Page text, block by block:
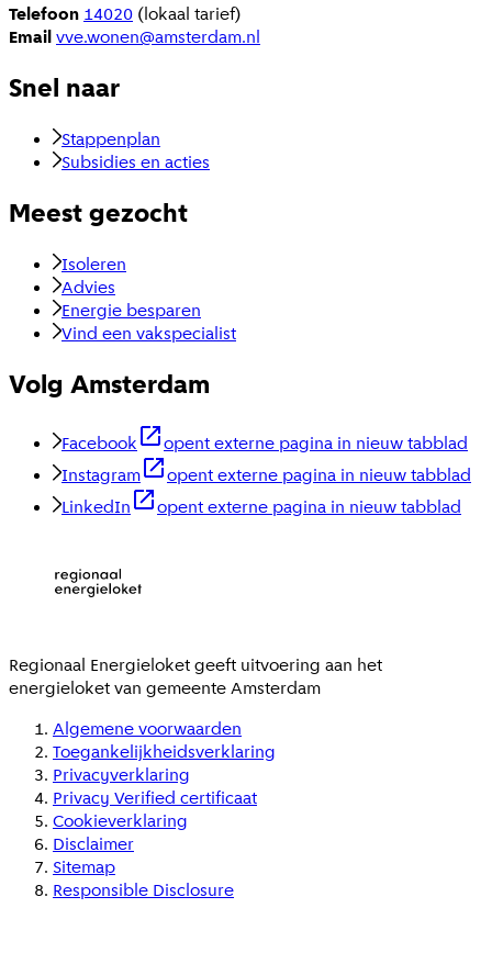
Telefoon 14020 (lokaal tarief)
Emailvve.wonen@amsterdam.nl
Snel naar
Stappenplan
Subsidies en acties
Meest gezocht
Isoleren
Advies
Energie besparen
Vind een vakspecialist
Volg Amsterdam
Facebook
opent externe pagina in nieuw tabblad
Instagram
opent externe pagina in nieuw tabblad
LinkedIn
opent externe pagina in nieuw tabblad
Regionaal Energieloketgeeft uitvoering aan het
energieloket van gemeenteAmsterdam
Algemene voorwaarden
Toegankelijkheidsverklaring
Privacyverklaring
Privacy Verified certificaat
Cookieverklaring
Disclaimer
Sitemap
Responsible Disclosure